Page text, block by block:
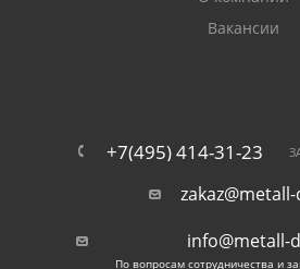
Вакансии
+7(495) 414-31-23
info@metall-
По вопросам сотрудничества и